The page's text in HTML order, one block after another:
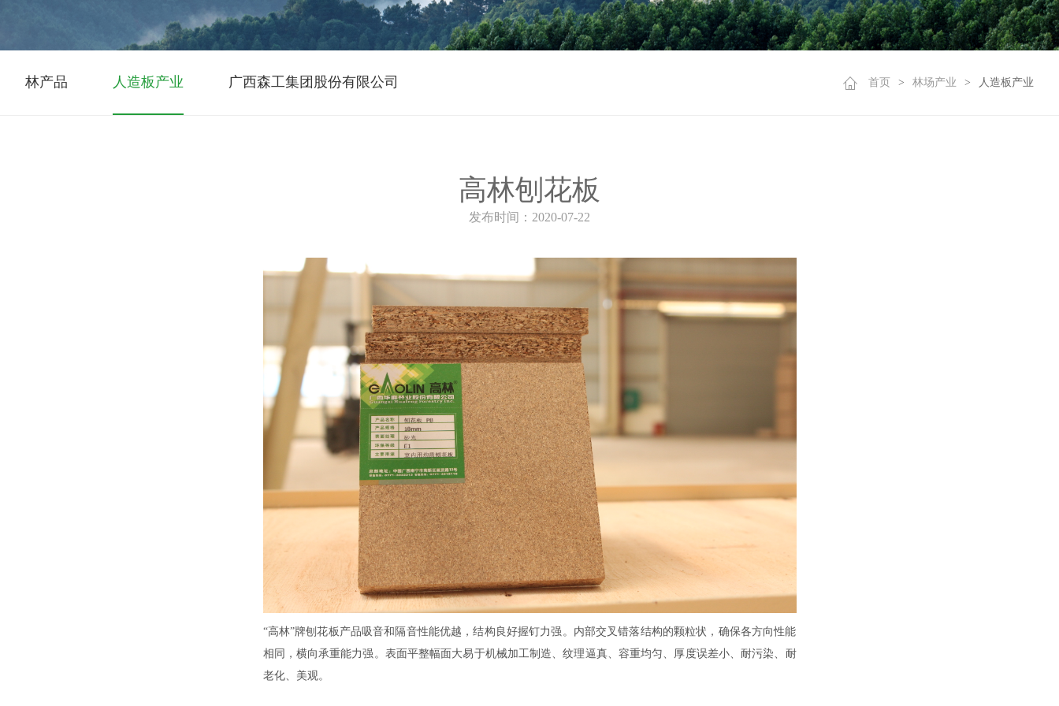
林产品 人造板产业 广西森工集团股份有限公司 首页 > 林场产业 > 人造板产业
高林刨花板
发布时间：2020-07-22
“高林”牌刨花板产品吸音和隔音性能优越，结构良好握钉力强。内部交叉错落结构的颗粒状，确保各方向性能
相同，横向承重能力强。表面平整幅面大易于机械加工制造、纹理逼真、容重均匀、厚度误差小、耐污染、耐
老化、美观。